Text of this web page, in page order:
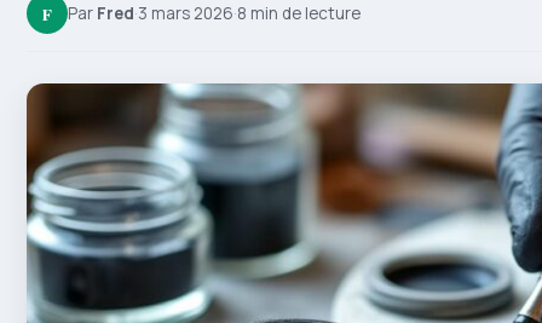
F Par Fred·3 mars 2026·8 min de lecture